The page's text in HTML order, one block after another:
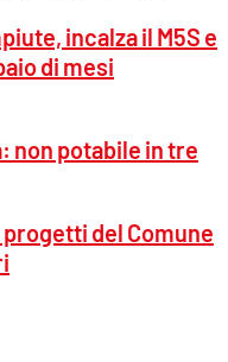
incalza il M5S e
di mesi
non potabile in tre
del Comune